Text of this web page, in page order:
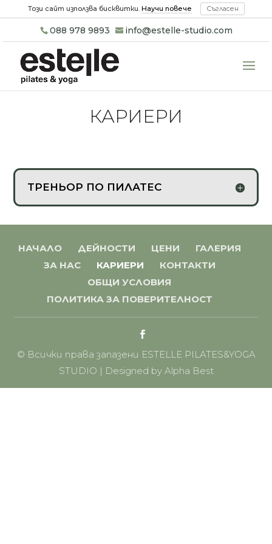
088 978 9893 info@estelle-studio.com
КАРИЕРИ
ТРЕНЬОР ПО ПИЛАТЕС
НАЧАЛО ДЕЙНОСТИ ЦЕНИ
ГАЛЕРИЯ
ЗА НАС
КАРИЕРИ
КОНТАКТИ
ОБЩИ УСЛОВИЯ
ПОЛИТИКА ЗА ПОВЕРИТЕЛНОСТ
© Всички права запазени ESTELLE PILATES&YOGA
STUDIO | Designed by Alpha Best
Този сайт използва бисквитки. Научи повече Съгласен